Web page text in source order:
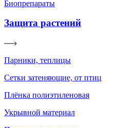
Биопрепараты
Защита растений
Парники, теплицы
Сетки затеняющие, от птиц
Плёнка полиэтиленовая
Укрывной материал